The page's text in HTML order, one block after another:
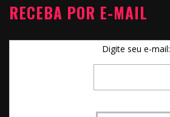
RECEBA POR E-MAIL
Digite seu e-mail: